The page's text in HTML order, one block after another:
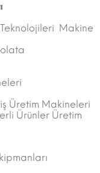
Teknolojileri Makine
Üretim Makineleri
Ürünler Üretim